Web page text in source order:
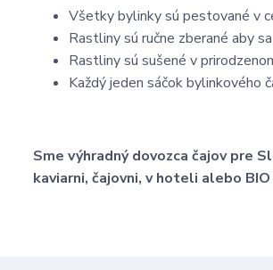
Všetky bylinky sú pestované v
Rastliny sú ručne zberané aby
Rastliny sú sušené v
Každý jeden sáčok bylinkového
Sme výhradný dovozca čajov pre
kaviarni, čajovni, v hoteli alebo